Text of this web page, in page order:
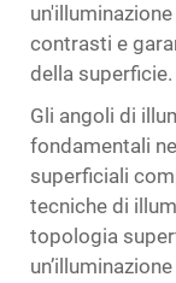
contrasti e
della superficie.
Gli angoli di
fondamentali
superficiali
tecniche di
topologia